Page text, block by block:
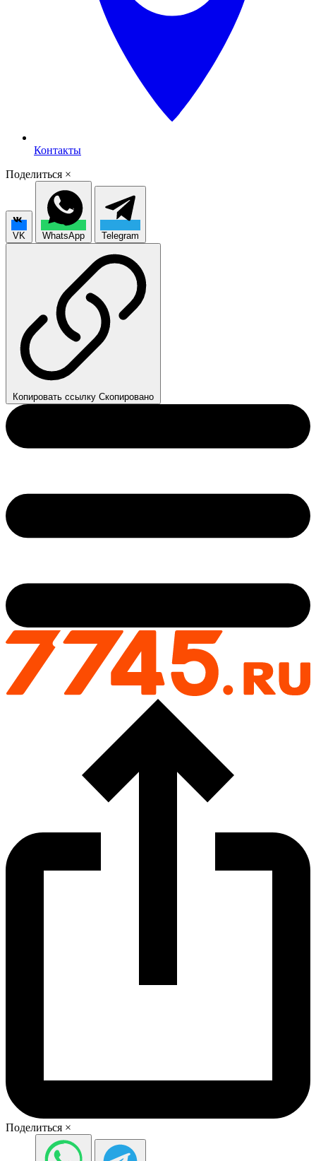
Контакты
Поделиться ×
VK WhatsApp Telegram
Копировать ссылку Скопировано
Поделиться ×